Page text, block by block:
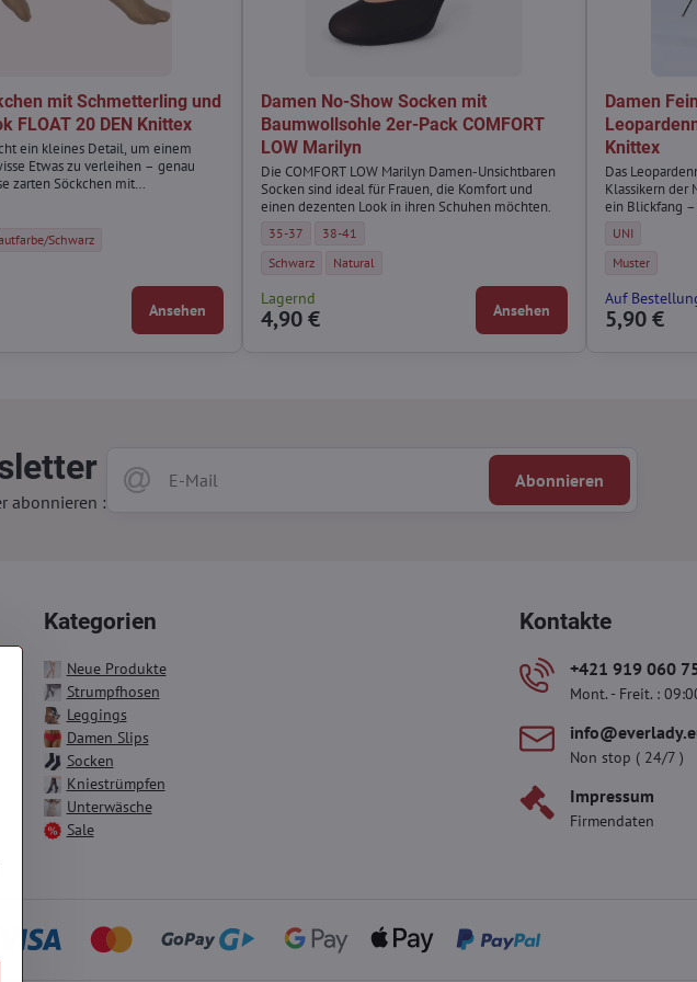
mit Schmetterling und
FLOAT 20 DEN Knittex
ein kleines Detail, um einem
Etwas zu verleihen – genau
zarten Söckchen mit
gemacht. ✨
mit Schmetterling und Tattoo-Look FLOAT 20 DEN Knittex - Größe:
mit Schmetterling und Tattoo-Look FLOAT 20 DEN Knittex - Farbe:
Söckchen mit Schmetterling und Tattoo-Look FLOAT 20 DEN Knittex - Farbe:
Schwarz
Ansehen
Damen No-Show Socken mit
Baumwollsohle 2er-Pack COMFORT
LOW Marilyn
Die COMFORT LOW Marilyn Damen-Unsichtbaren
Socken sind ideal für Frauen, die Komfort und
einen dezenten Look in ihren Schuhen möchten.
Damen No-Show Socken mit Baumwollsohle 2er-Pack COMFORT LOW Marilyn
35-37 Damen No-Show Socken mit Baumwollsohle 2er-Pack COMFORT
38-41
Damen No-Show Socken mit Baumwollsohle 2er-Pack COMFORT LOW Marilyn
Schwarz Damen No-Show Socken mit Baumwollsohle 2er-Pack COMFORT
Natural
Lagernd
4,90 € Ansehen
Damen
Knittex
Das
Klassikern der
ein Blickfang
gewisse
diesen
transparenten
Damen
UNI
Damen
Muster
Auf
5,90 €
abonnieren :
Abonnieren
Kategorien
Neue Produkte
Strumpfhosen
Leggings
Damen Slips
Socken
Kniestrümpfen
Unterwäsche
Sale
Kontakte
+421 919 060
Mont. - Freit. :
Non stop ( 24/7 )
Impressum
Firmendaten